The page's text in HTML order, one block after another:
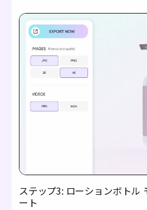
ステップ3: ローションボトル
ート